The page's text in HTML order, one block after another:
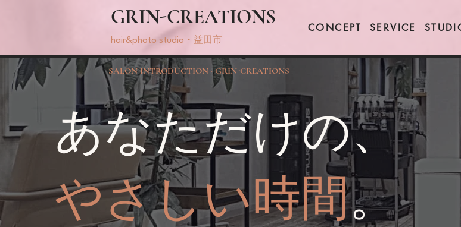
GRIN-CREATIONS
hair&photo studio・益田市
CONCEPT SERVICE
SALON INTRODUCTION · GRIN-CREATIONS
あなただけの、
やさしい時間。